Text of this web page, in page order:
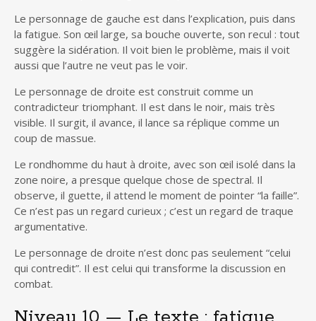
Le personnage de gauche est dans l’explication, puis dans
la fatigue. Son œil large, sa bouche ouverte, son recul : tout
suggère la sidération. Il voit bien le problème, mais il voit
aussi que l’autre ne veut pas le voir.
Le personnage de droite est construit comme un
contradicteur triomphant. Il est dans le noir, mais très
visible. Il surgit, il avance, il lance sa réplique comme un
coup de massue.
Le rondhomme du haut à droite, avec son œil isolé dans la
zone noire, a presque quelque chose de spectral. Il
observe, il guette, il attend le moment de pointer “la faille”.
Ce n’est pas un regard curieux ; c’est un regard de traque
argumentative.
Le personnage de droite n’est donc pas seulement “celui
qui contredit”. Il est celui qui transforme la discussion en
combat.